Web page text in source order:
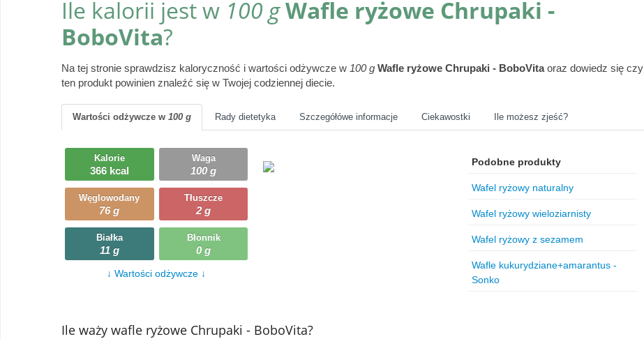
Wczytywanie
Wczytywanie
Wczytywanie
Produkty gotowe
Wczytywanie
Przyprawy i dodatki
Ryby i owoce morza
Wczytywanie
Słodycze, desery, ciasta
Wczytywanie
Warzywa
Wczytywanie
Wegetariańskie
Wczytywanie
Zupy
Ile kalorii jest w 100 gWafle ryżowe Chrupaki -
BoboVita?
Na tej stronie sprawdzisz kaloryczność i wartości odżywcze w 100 g Wafle ryżowe Chrupaki - BoboVitaoraz dowiedz się czy
ten produkt powinien znaleźć się w Twojej codziennej diecie.
Wartości odżywcze w 100 g Rady dietetyka Szczegółówe informacje Ciekawostki Ile możesz zjeść?
Kalorie
366 kcal
Waga
100 g
Węglowodany
76 g
Tłuszcze
2 g
Białka
11 g
Błonnik
0 g
↓ Wartości odżywcze ↓
Podobne produkty
Wafel ryżowy naturalny
Wafel ryżowy wieloziarnisty
Wafel ryżowy z sezamem
Wafle kukurydziane+amarantus -
Sonko
Ile waży wafle ryżowe Chrupaki - BoboVita?